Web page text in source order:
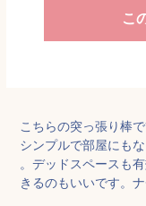
こ
こちらの突っ張り棒
シンプルで部屋にも
。デッドスペースも
きるのもいいです。